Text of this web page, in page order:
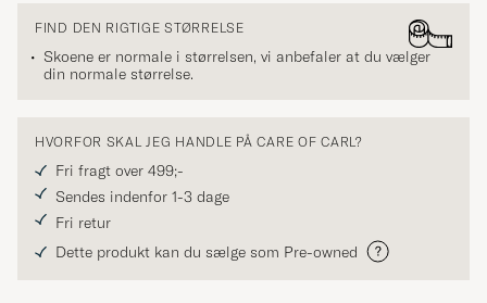
FIND DEN RIGTIGE STØRRELSE
Skoene er normale i størrelsen, vi anbefaler at du vælger
din normale størrelse.
HVORFOR SKAL JEG HANDLE PÅ CARE OF CARL?
Fri fragt over 499;-
Sendes indenfor 1-3 dage
Fri retur
Dette produkt kan du sælge som Pre-owned